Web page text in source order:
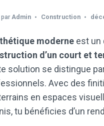
parAdmin Construction
moderne est un
d’un court et
solution se distingue
Avec des
en espaces
tu bénéficies d’un